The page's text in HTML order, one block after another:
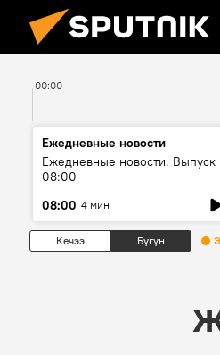
00:00
Ежедневные новости
Ежедневные новости. Выпуск
08:00
08:00 4 мин
Кечээ Бүгүн